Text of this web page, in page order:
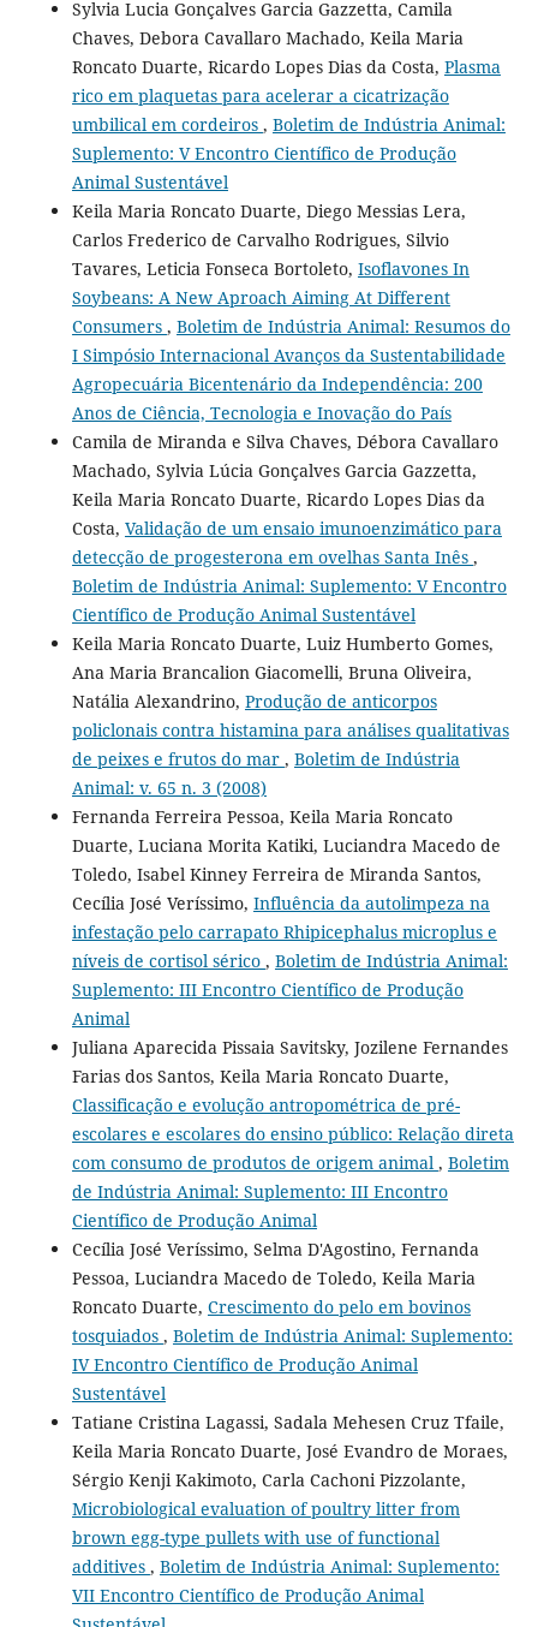
Sylvia Lucia Gonçalves Garcia Gazzetta, Camila
Chaves, Debora Cavallaro Machado, Keila Maria
Roncato Duarte, Ricardo Lopes Dias da Costa, Plasma
rico em plaquetas para acelerar a cicatrização
umbilical em cordeiros , Boletim de Indústria Animal:
Suplemento: V Encontro Científico de Produção
Animal Sustentável
Keila Maria Roncato Duarte, Diego Messias Lera,
Carlos Frederico de Carvalho Rodrigues, Silvio
Tavares, Leticia Fonseca Bortoleto, Isoflavones In
Soybeans: A New Aproach Aiming At Different
Consumers , Boletim de Indústria Animal: Resumos do
I Simpósio Internacional Avanços da Sustentabilidade
Agropecuária Bicentenário da Independência: 200
Anos de Ciência, Tecnologia e Inovação do País
Camila de Miranda e Silva Chaves, Débora Cavallaro
Machado, Sylvia Lúcia Gonçalves Garcia Gazzetta,
Keila Maria Roncato Duarte, Ricardo Lopes Dias da
Costa, Validação de um ensaio imunoenzimático para
detecção de progesterona em ovelhas Santa Inês ,
Boletim de Indústria Animal: Suplemento: V Encontro
Científico de Produção Animal Sustentável
Keila Maria Roncato Duarte, Luiz Humberto Gomes,
Ana Maria Brancalion Giacomelli, Bruna Oliveira,
Natália Alexandrino, Produção de anticorpos
policlonais contra histamina para análises qualitativas
de peixes e frutos do mar , Boletim de Indústria
Animal: v. 65 n. 3 (2008)
Fernanda Ferreira Pessoa, Keila Maria Roncato
Duarte, Luciana Morita Katiki, Luciandra Macedo de
Toledo, Isabel Kinney Ferreira de Miranda Santos,
Cecília José Veríssimo, Influência da autolimpeza na
infestação pelo carrapato Rhipicephalus microplus e
níveis de cortisol sérico , Boletim de Indústria Animal:
Suplemento: III Encontro Científico de Produção
Animal
Juliana Aparecida Pissaia Savitsky, Jozilene Fernandes
Farias dos Santos, Keila Maria Roncato Duarte,
Classificação e evolução antropométrica de pré-
escolares e escolares do ensino público: Relação direta
com consumo de produtos de origem animal , Boletim
de Indústria Animal: Suplemento: III Encontro
Científico de Produção Animal
Cecília José Veríssimo, Selma D'Agostino, Fernanda
Pessoa, Luciandra Macedo de Toledo, Keila Maria
Roncato Duarte, Crescimento do pelo em bovinos
tosquiados , Boletim de Indústria Animal: Suplemento:
IV Encontro Científico de Produção Animal
Sustentável
Tatiane Cristina Lagassi, Sadala Mehesen Cruz Tfaile,
Keila Maria Roncato Duarte, José Evandro de Moraes,
Sérgio Kenji Kakimoto, Carla Cachoni Pizzolante,
Microbiological evaluation of poultry litter from
brown egg-type pullets with use of functional
additives , Boletim de Indústria Animal: Suplemento:
VII Encontro Científico de Produção Animal